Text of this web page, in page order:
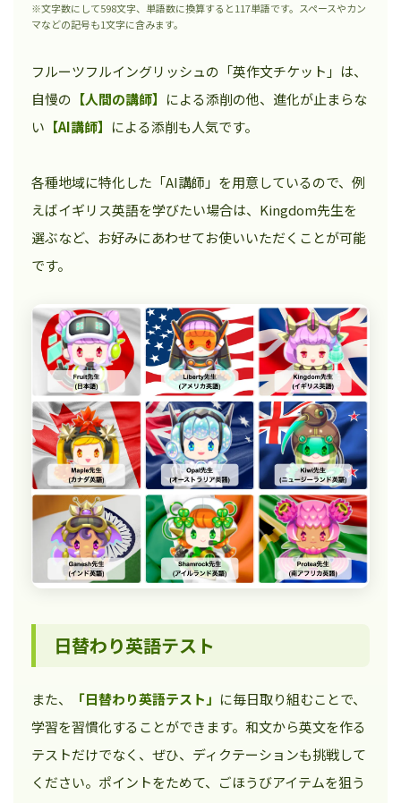
※文字数にして598文字、単語数に換算すると117単語です。スペースやカン
マなどの記号も1文字に含みます。
フルーツフルイングリッシュの「英作文チケット」は、
自慢の 【人間の講師】 による添削の他、進化が止まらな
い 【AI講師】 による添削も人気です。
各種地域に特化した「AI講師」を用意しているので、例
えばイギリス英語を学びたい場合は、Kingdom先生を
選ぶなど、お好みにあわせてお使いいただくことが可能
です。
日替わり英語テスト
また、 「日替わり英語テスト」 に毎日取り組むことで、
学習を習慣化することができます。和文から英文を作る
テストだけでなく、ぜひ、ディクテーションも挑戦して
ください。ポイントをためて、ごほうびアイテムを狙う